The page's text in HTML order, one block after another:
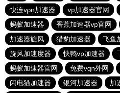
快连vρn加速器
vp加速器官网
蚂蚁加速器
香蕉加速器vp官网
加速器旋风
猎豹加速器 飞鱼
旋风加速度器
快鸭vp加速器
蚂蚁加速器官网
免费vqn外网
闪电猫加速器
银河加速器
加